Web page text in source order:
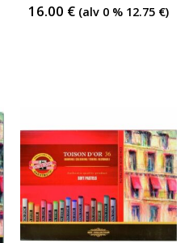
16.00 € (alv 0 % 12.75 €)